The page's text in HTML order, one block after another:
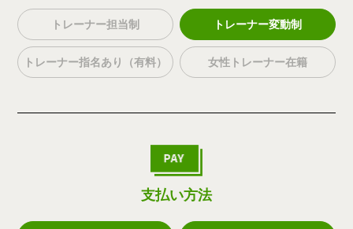
トレーナー担当制 トレーナー変動制
トレーナー指名あり（有料） 女性トレーナー在籍
支払い方法